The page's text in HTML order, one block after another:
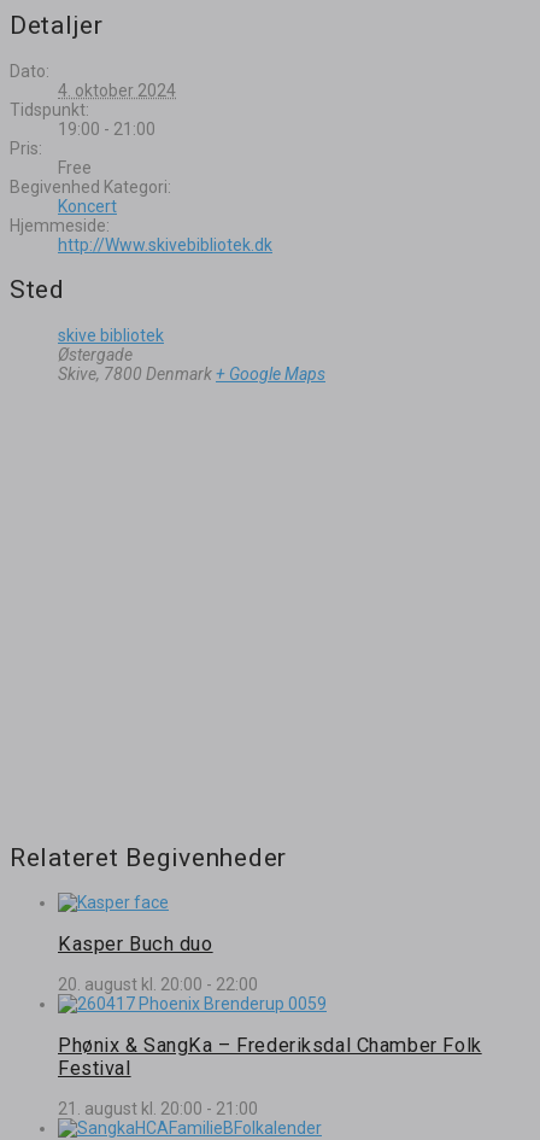
Detaljer
Dato:
4. oktober 2024
Tidspunkt:
19:00 - 21:00
Pris:
Free
Begivenhed Kategori:
Koncert
Hjemmeside:
http://Www.skivebibliotek.dk
Sted
skive bibliotek
Østergade
Skive, 7800 Denmark+ Google Maps
Relateret Begivenheder
Kasper Buch duo
20. august kl. 20:00 - 22:00
Phønix & SangKa – Frederiksdal Chamber Folk
Festival
21. august kl. 20:00 - 21:00